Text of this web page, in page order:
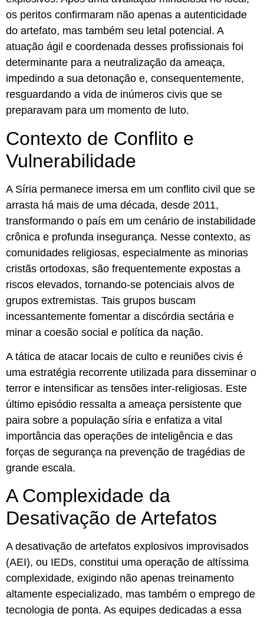
os peritos confirmaram não apenas a autenticidade
do artefato, mas também seu letal potencial. A
atuação ágil e coordenada desses profissionais foi
determinante para a neutralização da ameaça,
impedindo a sua detonação e, consequentemente,
resguardando a vida de inúmeros civis que se
preparavam para um momento de luto.
Contexto de Conflito e
Vulnerabilidade
A Síria permanece imersa em um conflito civil que se
arrasta há mais de uma década, desde 2011,
transformando o país em um cenário de instabilidade
crônica e profunda insegurança. Nesse contexto, as
comunidades religiosas, especialmente as minorias
cristãs ortodoxas, são frequentemente expostas a
riscos elevados, tornando-se potenciais alvos de
grupos extremistas. Tais grupos buscam
incessantemente fomentar a discórdia sectária e
minar a coesão social e política da nação.
A tática de atacar locais de culto e reuniões civis é
uma estratégia recorrente utilizada para disseminar o
terror e intensificar as tensões inter-religiosas. Este
último episódio ressalta a ameaça persistente que
paira sobre a população síria e enfatiza a vital
importância das operações de inteligência e das
forças de segurança na prevenção de tragédias de
grande escala.
A Complexidade da
Desativação de Artefatos
A desativação de artefatos explosivos improvisados
(AEI), ou IEDs, constitui uma operação de altíssima
complexidade, exigindo não apenas treinamento
altamente especializado, mas também o emprego de
tecnologia de ponta. As equipes dedicadas a essa